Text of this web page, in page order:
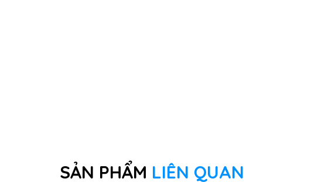
SẢN PHẨM LIÊN QUAN